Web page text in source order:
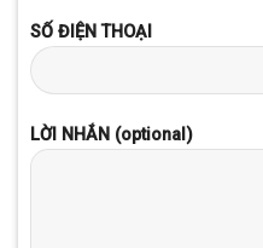
SỐ ĐIỆN THOẠI
LỜI NHẮN (optional)